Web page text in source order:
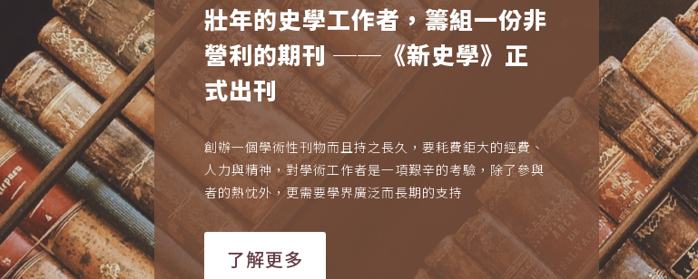
壯年的史學工作者，籌組一份非
營利的期刊 ──《新史學》正
式出刊
創辦一個學術性刊物而且持之長久，要耗費鉅大的經費、
人力與精神，對學術工作者是一項艱辛的考驗，除了參與
者的熱忱外，更需要學界廣泛而長期的支持
了解更多